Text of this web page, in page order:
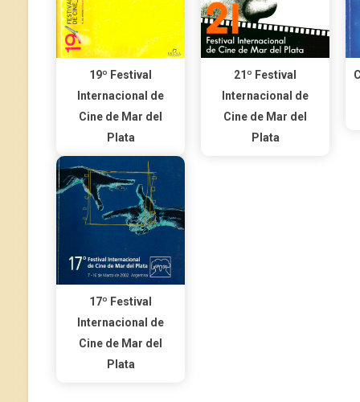
19º Festival
Internacional de
Cine de Mar del
Plata
21º Festival
Internacional de
Cine de Mar del
Plata
17º Festival
Internacional de
Cine de Mar del
Plata